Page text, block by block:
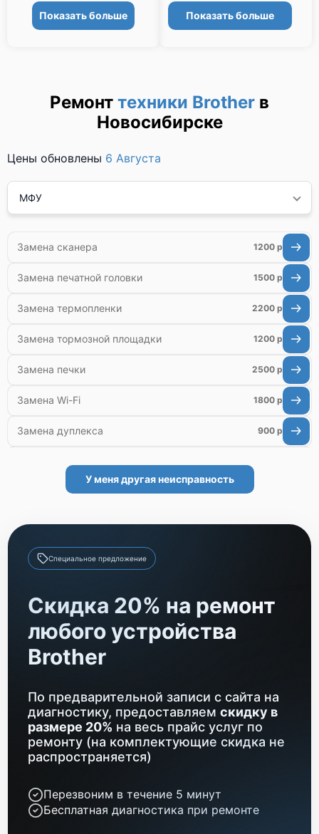
Показать больше Показать больше
Ремонт техники Brother в
Новосибирске
Цены обновлены 6 Августа
МФУ
Замена сканера 1200 р
Замена печатной головки 1500 р
Замена термопленки 2200 р
Замена тормозной площадки 1200 р
Замена печки 2500 р
Замена Wi-Fi 1800 р
Замена дуплекса 900 р
Замена каретки
Ремонт автоподатчика 1700 р
Замена абсорбера
Замена блока питания 1000 р
Чистка блока проявки
У меня другая неисправность
Специальное предложение
Скидка 20% на ремонт
любого устройства
Brother
По предварительной записи с сайта на
диагностику, предоставляем скидку в
размере 20% на весь прайс услуг по
ремонту (на комплектующие скидка не
распространяется)
Перезвоним в течение 5 минут
Бесплатная диагностика при ремонте